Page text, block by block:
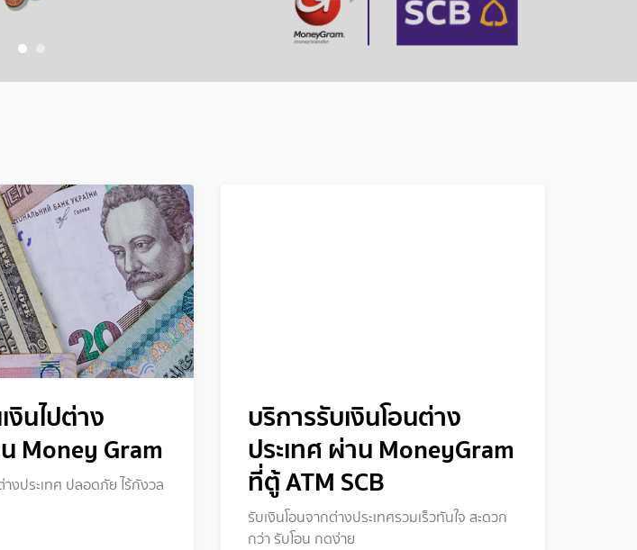
1
งินไปต่าง
Money Gram
งประเทศ ปลอดภัย ไร้กังวล
บริการรับเงินโอนต่าง
ประเทศ ผ่าน MoneyGram
ที่ตู้ ATM SCB
รับเงินโอนจากต่างประเทศรวมเร็วทันใจ สะดวก
กว่า รับโอน กดง่าย